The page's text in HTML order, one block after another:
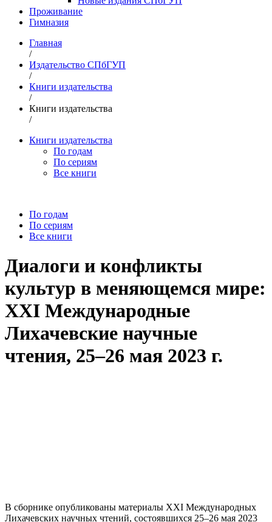
Проживание
Гимназия
Главная
/
Издательство СПбГУП
/
Книги издательства
/
Книги издательства
/
Книги издательства
По годам
По сериям
Все книги
По годам
По сериям
Все книги
Диалоги и конфликты
культур в меняющемся мире:
XXI Международные
Лихачевские научные
чтения, 25–26 мая 2023 г.
В сборнике опубликованы материалы XXI Международных
Лихачевских научных чтений, состоявшихся 25–26 мая 2023